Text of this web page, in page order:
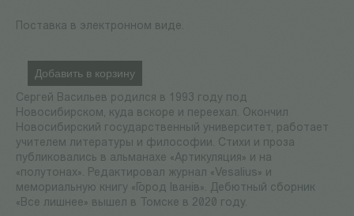
Поставка в электронном виде.
Добавить в корзину
Сергей Васильев родился в 1993 году под
Новосибирском, куда вскоре и переехал. Окончил
Новосибирский государственный университет, работает
учителем литературы и философии. Стихи и проза
публиковались в альманахе «Артикуляция» и на
«полутонах». Редактировал журнал «Vesalius» и
мемориальную книгу «Город Iванiв». Дебютный сборник
«Все лишнее» вышел в Томске в 2020 году.